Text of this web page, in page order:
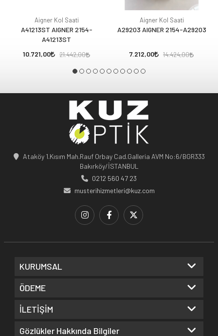
Aigner Kol Saati
A41213ST AIGNER 2154-
A41213ST
10.721,00
21.442,00
Aigner Kol Saati
A29203 AIGNER 2154-A29203
7.212,00 14.424,00
Ataköy 1.Kısım Mah.Rauf Orbay Cad.Galleria AVM No:6/BGR333
Bakırköy/İSTANBUL
0212 560 47 23
musterihizmetleri@kuz.com
KURUMSAL
ÖDEME
İLETİŞİM
Gözlükler Hakkında Bilgiler